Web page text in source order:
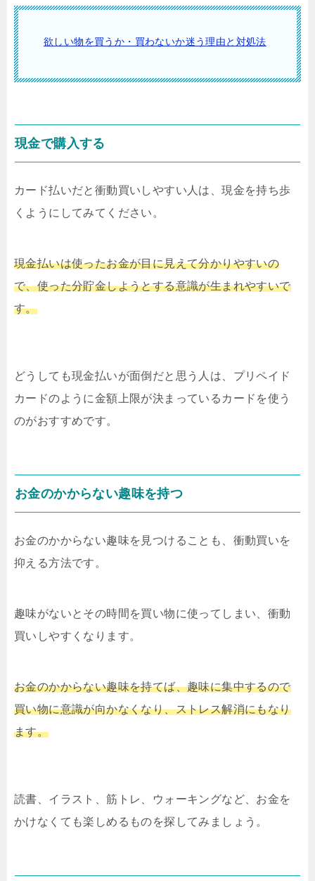
欲しい物を買うか・買わないか迷う理由と対処法
現金で購入する
カード払いだと衝動買いしやすい人は、現金を持ち歩
くようにしてみてください。
現金払いは使ったお金が目に見えて分かりやすいの
で、使った分貯金しようとする意識が生まれやすいで
す。
どうしても現金払いが面倒だと思う人は、プリペイド
カードのように金額上限が決まっているカードを使う
のがおすすめです。
お金のかからない趣味を持つ
お金のかからない趣味を見つけることも、衝動買いを
抑える方法です。
趣味がないとその時間を買い物に使ってしまい、衝動
買いしやすくなります。
お金のかからない趣味を持てば、趣味に集中するので
買い物に意識が向かなくなり、ストレス解消にもなり
ます。
読書、イラスト、筋トレ、ウォーキングなど、お金を
かけなくても楽しめるものを探してみましょう。